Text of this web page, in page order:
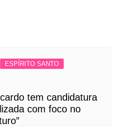
ESPÍRITO SANTO
tem candidatura
com foco no